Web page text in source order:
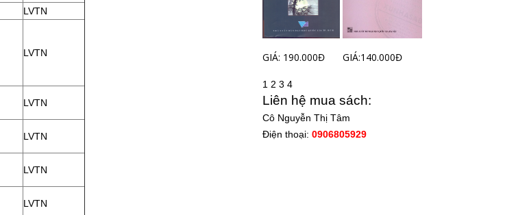
LVTN
LVTN
LVTN
LVTN
LVTN
LVTN
GIÁ: 190.000Đ GIÁ:140.000Đ
1 2 3 4
Liên hệ mua sách:
Cô Nguyễn Thị Tâm
Điện thoại: 0906805929